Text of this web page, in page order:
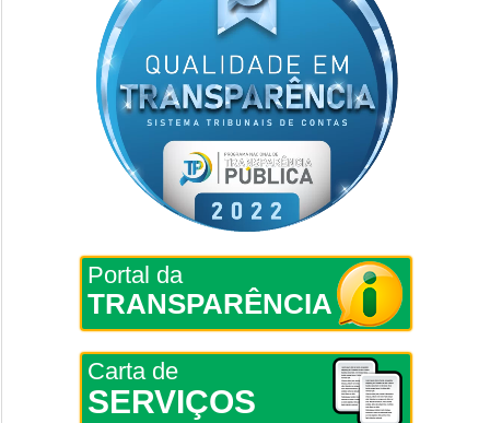
Portal da
TRANSPARÊNCIA
Carta de
SERVIÇOS